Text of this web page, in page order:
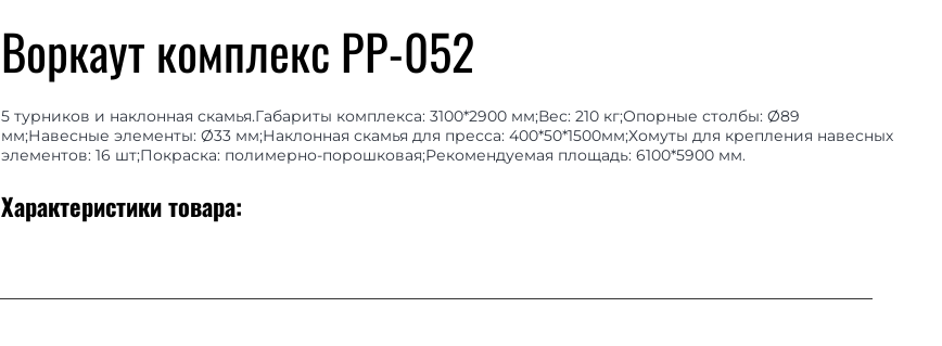
Воркаут комплекс РР-052
5 турников и наклонная скамья.Габариты комплекса: 3100*2900 мм;Вес: 210 кг;Опорные столбы: Ø89
мм;Навесные элементы: Ø33 мм;Наклонная скамья для пресса: 400*50*1500мм;Хомуты для крепления навесных
элементов: 16 шт;Покраска: полимерно-порошковая;Рекомендуемая площадь: 6100*5900 мм.
Характеристики товара: